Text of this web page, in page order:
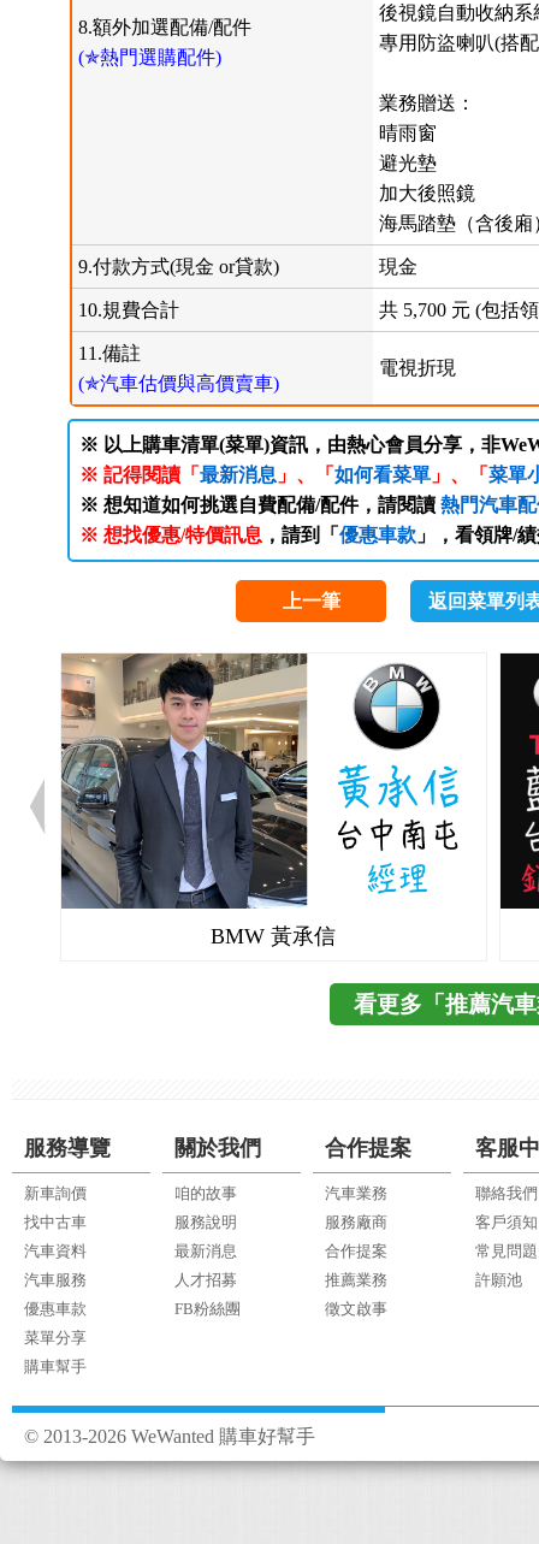
8.額外加選配備/配件
(✯熱門選購配件)
後視鏡自動收納系
專用防盜喇叭(搭
業務贈送：
晴雨窗
避光墊
加大後照鏡
海馬踏墊（含後廂
9.付款方式(現金 or貸款) 現金
10.規費合計 共 5,700 元 (包括
11.備註
(✯汽車估價與高價賣車)
電視折現
※ 以上購車清單(菜單)資訊，由熱心會員分享，非
※ 記得閱讀「 最新消息 」、「 如何看菜單」、「 菜單
※ 想知道如何挑選自費配備/配件，請閱讀 熱門汽車
※ 想找優惠/特價訊息 ，請到「 優惠車款」，看領牌/
上一筆 返回菜單列
BMW 黃承信
看更多「推薦汽
服務導覽
新車詢價
找中古車
汽車資料
汽車服務
優惠車款
菜單分享
購車幫手
關於我們
咱的故事
服務說明
最新消息
人才招募
FB粉絲團
合作提案
汽車業務
服務廠商
合作提案
推薦業務
徵文啟事
客服
聯絡我們
客戶須知
常見問題
許願池
© 2013-2026 WeWanted 購車好幫手